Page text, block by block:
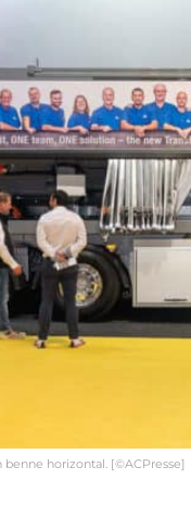
horizontal. [©ACPresse]